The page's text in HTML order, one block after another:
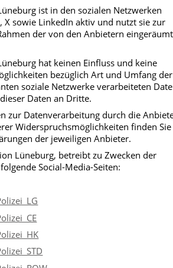
ist in den sozialen Netzwerken
X sowie LinkedIn aktiv und nutzt sie zur
der von den Anbietern
hat keinen Einfluss und keine
bezüglich Art und Umfang der
soziale Netzwerke verarbeiteten
Daten an Dritte.
zur Datenverarbeitung durch die
Widerspruchsmöglichkeiten finden
der jeweiligen Anbieter.
Lüneburg, betreibt zu Zwecken der
Social-Media-Seiten: